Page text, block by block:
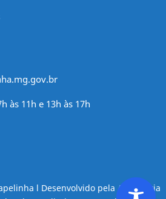
às 11h e 13h às 17h
l Desenvolvido pela Assessoria